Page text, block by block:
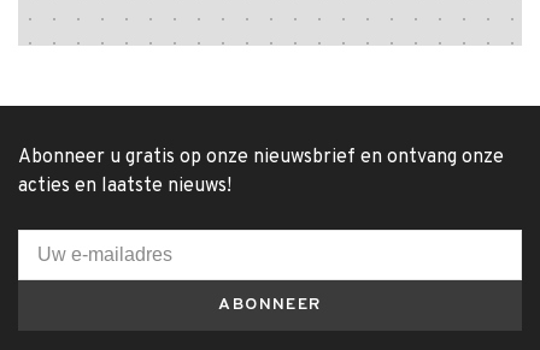
Abonneer u gratis op onze nieuwsbrief en ontvang onze
acties en laatste nieuws!
ABONNEER